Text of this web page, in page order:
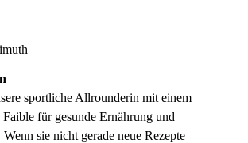
sportliche Allrounderin mit einem
Faible für gesunde Ernährung und
sie nicht gerade neue Rezepte